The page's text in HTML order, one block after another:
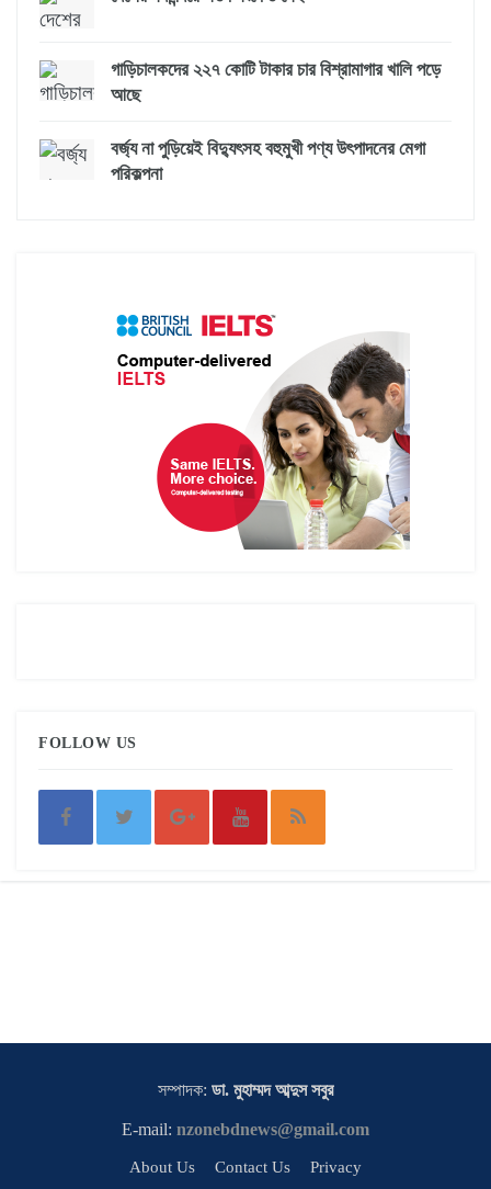
গাড়িচালকদের ২২৭ কোটি টাকার চার বিশ্রামাগার খালি পড়ে
আছে
বর্জ্য না পুড়িয়েই বিদ্যুৎসহ বহুমুখী পণ্য উৎপাদনের মেগা
পরিকল্পনা
FOLLOW US
সম্পাদক: ডা. মুহাম্মদ আব্দুস সবুর
E-mail: nzonebdnews@gmail.com
About Us Contact Us Privacy